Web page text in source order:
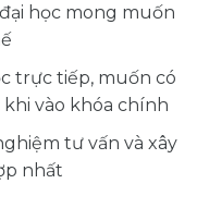
học mong muốn
trực tiếp, muốn có
vào khóa chính
tư vấn và xây
nhất